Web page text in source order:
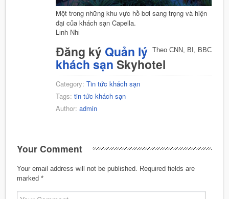
Một trong những khu vực hồ bơi sang trọng và hiện
đại của khách sạn Capella.
Linh Nhi
Theo CNN, BI, BBC
Đăng ký Quản lý
khách sạn Skyhotel
Category: Tin tức khách sạn
Tags: tin tức khách sạn
Author: admin
Your Comment
Your email address will not be published. Required fields are
marked *